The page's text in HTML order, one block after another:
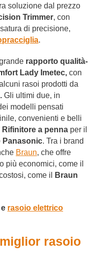
soluzione dal prezzo
Trimmer, con
di precisione,
.
rapporto qualità-
Lady Imetec, con
rasoi prodotti da
. Gli ultimi due, in
modelli pensati
convenienti e belli
Rifinitore a penna per il
Panasonic. Tra i brand
Braun, che offre
più economici, come il
come il
Braun
e rasoio elettrico
rasoio